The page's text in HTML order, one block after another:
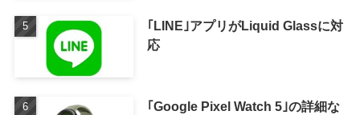
｢LINE｣アプリがLiquid Glassに対
応
｢Google Pixel Watch 5｣の詳細な